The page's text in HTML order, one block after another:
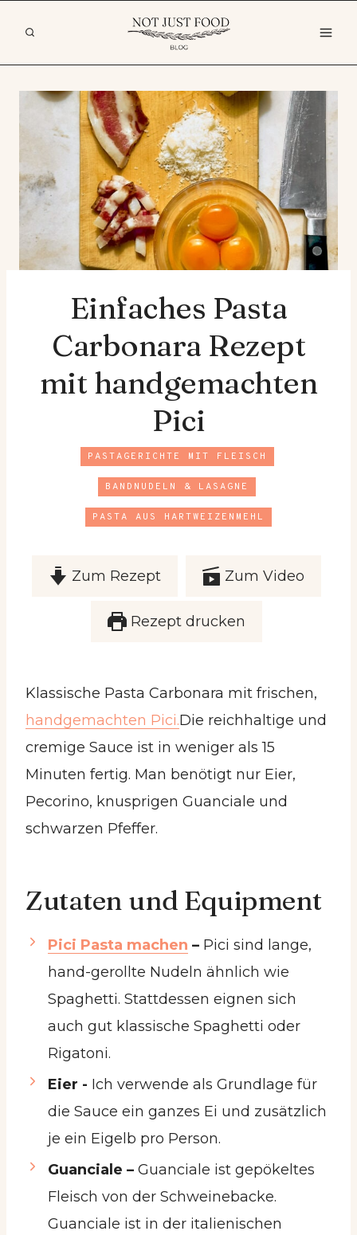
Inhalt
springen
Einfaches Pasta
Carbonara Rezept
mit handgemachten
Pici
PASTAGERICHTE MIT FLEISCH
BANDNUDELN & LASAGNE
PASTA AUS HARTWEIZENMEHL
Zum Rezept Zum Video
Rezept drucken
Klassische Pasta Carbonara mit frischen,
handgemachten Pici.Die reichhaltige und
cremige Sauce ist in weniger als 15
Minuten fertig. Man benötigt nur Eier,
Pecorino, knusprigen Guanciale und
schwarzen Pfeffer.
Zutaten und Equipment
Pici Pasta machen – Pici sind lange,
hand-gerollte Nudeln ähnlich wie
Spaghetti. Stattdessen eignen sich
auch gut klassische Spaghetti oder
Rigatoni.
Eier - Ich verwende als Grundlage für
die Sauce ein ganzes Ei und zusätzlich
je ein Eigelb pro Person.
Guanciale – Guanciale ist gepökeltes
Fleisch von der Schweinebacke.
Guanciale ist in der italienischen